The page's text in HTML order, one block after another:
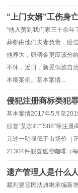
“上门女婿”工伤身
“他入赘到我们家三十余
葬都由他们夫妻负责，赔
他养大，赔偿金更应该分
不休，近日，新晃侗族自
本期案例。基本案情...
侵犯注册商标类犯
基本案情2017年5月至
假冒“某咖啡”“S88”等注
元这一明显低于市场价（
21304件假冒速溶咖啡（
遗产管理人是什么
裁判要旨民法典继承编新